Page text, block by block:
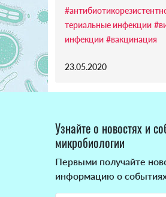
териальные инфекции
инфекции #вакцинация
23.05.2020
Узнайте о новостях и
микробиологии
Первыми получайте
информацию о